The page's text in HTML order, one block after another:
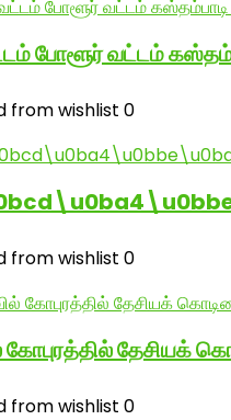
போளூர் வட்டம்
from wishlist 0
from wishlist 0
தேசியக்
from wishlist 0